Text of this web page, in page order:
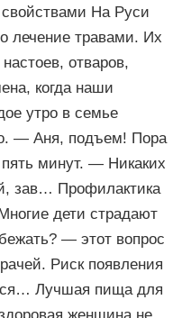
На Руси
лечение травами. Их
отваров,
когда наши
утро в семье
— Аня, подъем! Пора
минут. — Никаких
зав… Профилактика
дети страдают
— этот вопрос
Риск появления
Лучшая пища для